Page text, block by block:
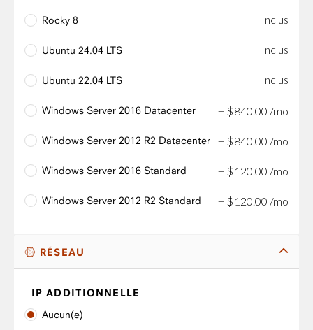
Rocky 8 Inclus
Ubuntu 24.04 LTS Inclus
Ubuntu 22.04 LTS Inclus
Windows Server 2016 Datacenter + $840.00 /mo
Windows Server 2012 R2 Datacenter + $840 00 /mo
Windows Server 2016 Standard + $ 120 00 /mo
Windows Server 2012 R2 Standard + $ 120 00 /mo
RÉSEAU
IP ADDITIONNELLE
Aucun(e)